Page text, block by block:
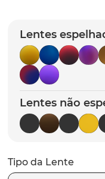
Lentes
Lentes não
Tipo da Lente
5º chaves
6º t-shock
7º gasket
8º parafusos
9º latch